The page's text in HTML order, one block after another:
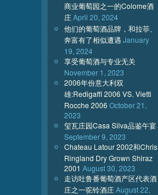
商业葡萄园之一的Colome酒
庄April 20, 2024
他们的葡萄酒品牌，和拉菲、
奔富有了相似遭遇 January
19, 2024
享受葡萄酒与专业无关
November 1, 2023
2006年份意大利双
雄:Redigaffi 2006 VS. Vietti
Rocche 2006 October 21,
2023
玺瓦庄园Casa Silva品鉴午宴
September 9, 2023
Chateau Latour 2002和Chris
Ringland Dry Grown Shiraz
2001 August 30, 2023
走访吐鲁番葡萄酒产区代表酒
庄之一驼铃酒庄August 22,